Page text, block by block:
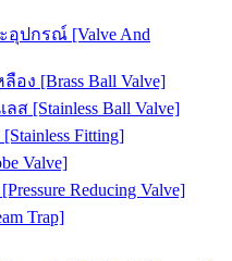
ปกรณ์ [Valve And
อง [Brass Ball Valve]
ส [Stainless Ball Valve]
Fitting]
Valve]
Reducing Valve]
Trap]